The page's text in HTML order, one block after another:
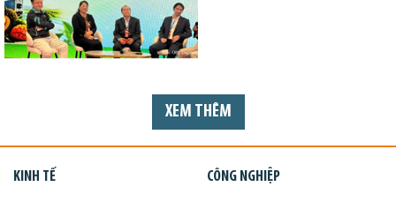
XEM THÊM
KINH TẾ CÔNG NGHIỆP